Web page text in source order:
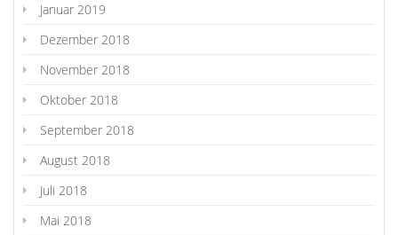
Januar 2019
Dezember 2018
November 2018
Oktober 2018
September 2018
August 2018
Juli 2018
Mai 2018